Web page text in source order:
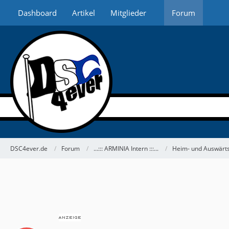
Dashboard Artikel Mitglieder Forum
DSC4ever.de Forum ...::: ARMINIA Intern :::... Heim- und